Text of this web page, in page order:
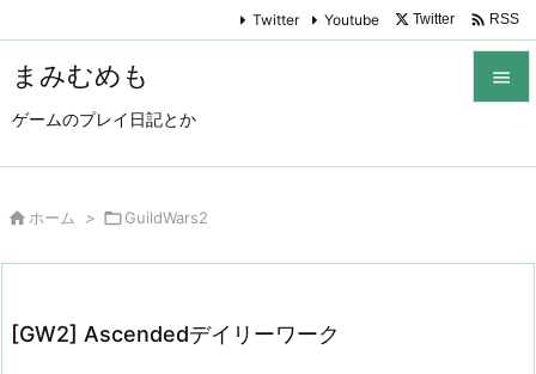
まみむめも
ゲームのプレイ日記とか

Twitter Youtube Twitter  RSS
 ホーム > GuildWars2
[GW2] Ascendedデイリーワーク